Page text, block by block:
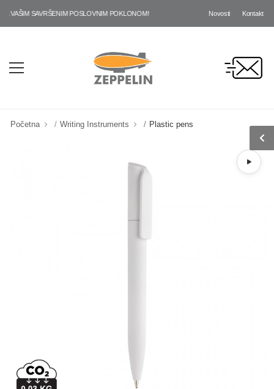
SAVRŠENIM POSLOVNIM POKLONOM! Novosti Kontakt
Početna Writing Instruments Plastic pens